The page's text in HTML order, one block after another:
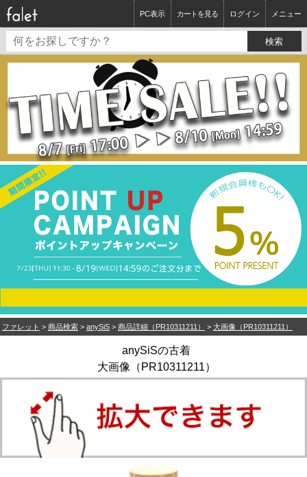
ログイン メニュー
カートを見る
PC表示
ファレット > 商品検索 > anySiS > 商品詳細（PR10311211） > 大画像（PR10311211）
anySiSの古着
大画像（PR10311211）